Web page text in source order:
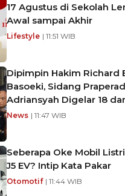
17 Agustus di Sekolah
Awal sampai Akhir
Lifestyle | 11:51 WIB
Dipimpin Hakim Richard
Basoeki, Sidang
Adriansyah Digelar 18
News | 11:47 WIB
Seberapa Oke Mobil
J5 EV? Intip Kata Pakar
Otomotif | 11:44 WIB